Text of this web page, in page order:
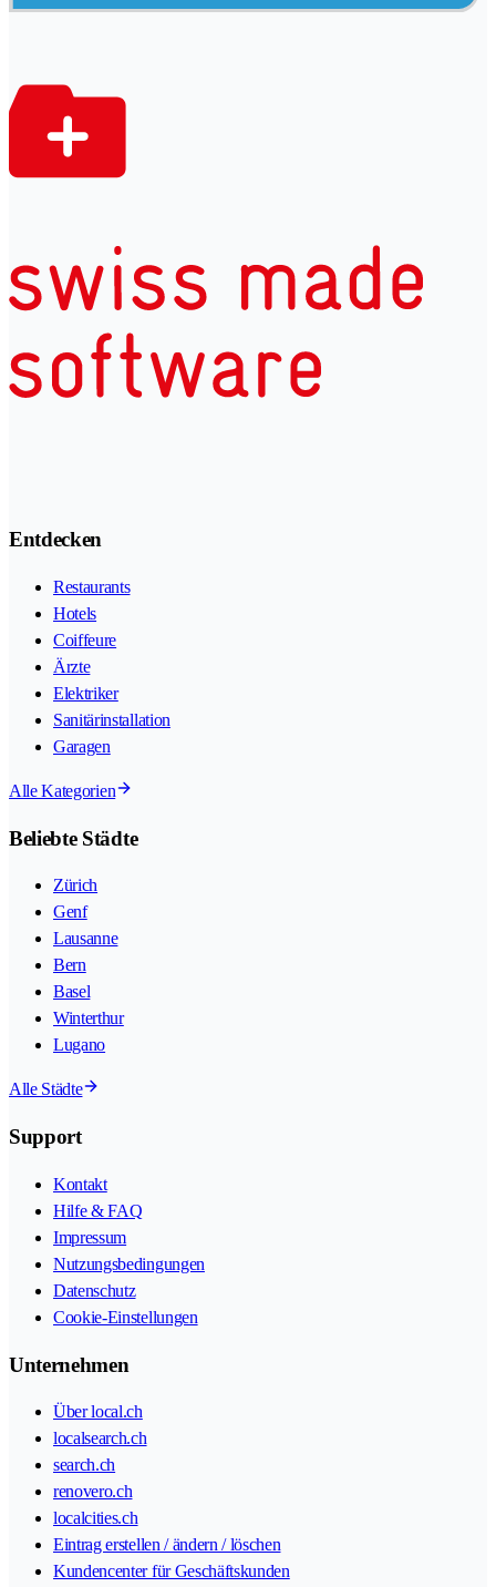
Entdecken
Restaurants
Hotels
Coiffeure
Ärzte
Elektriker
Sanitärinstallation
Garagen
Alle Kategorien
Beliebte Städte
Zürich
Genf
Lausanne
Bern
Basel
Winterthur
Lugano
Alle Städte
Support
Kontakt
Hilfe & FAQ
Impressum
Nutzungsbedingungen
Datenschutz
Cookie-Einstellungen
Unternehmen
Über local.ch
localsearch.ch
search.ch
renovero.ch
localcities.ch
Eintrag erstellen / ändern / löschen
Kundencenter für Geschäftskunden